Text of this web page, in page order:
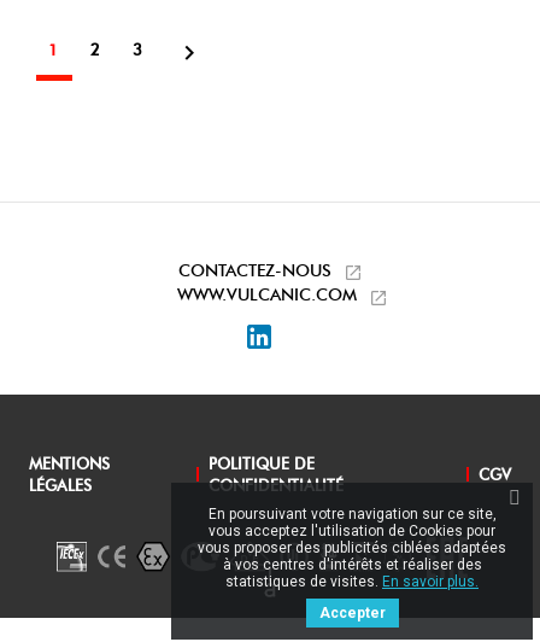
1 2 3 
CONTACTEZ-NOUS
WWW.VULCANIC.COM
MENTIONS
LÉGALES
POLITIQUE DE
CONFIDENTIALITÉ
CGV
En poursuivant votre navigation sur ce site,
vous acceptez l'utilisation de Cookies pour
vous proposer des publicités ciblées adaptées
à vos centres d'intérêts et réaliser des
statistiques de visites. En savoir plus.
Accepter